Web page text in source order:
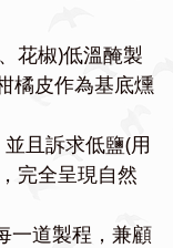
花椒)低溫醃製
橘皮作為基底燻
且訴求低鹽(用
完全呈現自然
一道製程，兼顧